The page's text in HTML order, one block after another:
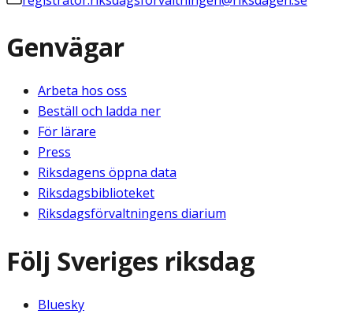
Genvägar
Arbeta hos oss
Beställ och ladda ner
För lärare
Press
Riksdagens öppna data
Riksdagsbiblioteket
Riksdagsförvaltningens diarium
Följ Sveriges riksdag
Bluesky